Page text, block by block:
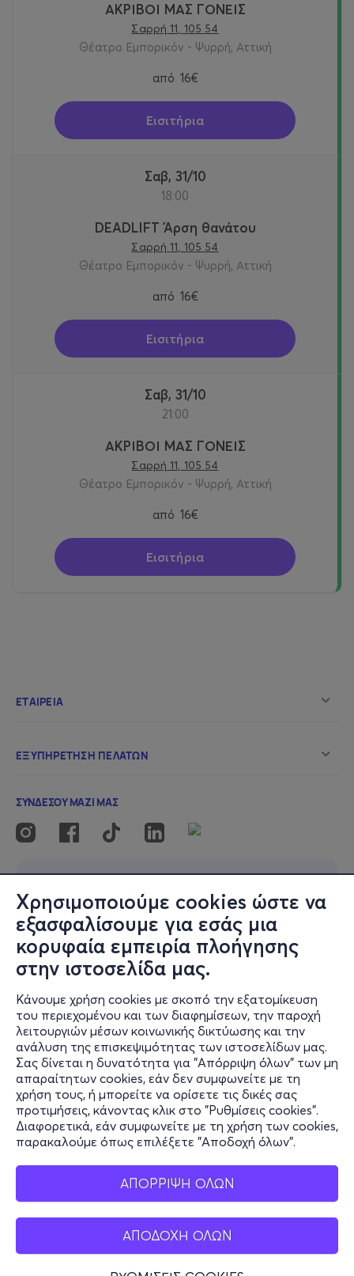
Χρησιμοποιούμε cookies ώστε να
εξασφαλίσουμε για εσάς μια
κορυφαία εμπειρία πλοήγησης
στην ιστοσελίδα μας.
Κάνουμε χρήση cookies με σκοπό την εξατομίκευση
του περιεχομένου και των διαφημίσεων, την παροχή
λειτουργιών μέσων κοινωνικής δικτύωσης και την
ανάλυση της επισκεψιμότητας των ιστοσελίδων μας.
Σας δίνεται η δυνατότητα για "Απόρριψη όλων" των μη
απαραίτητων cookies, εάν δεν συμφωνείτε με τη
χρήση τους, ή μπορείτε να ορίσετε τις δικές σας
προτιμήσεις, κάνοντας κλικ στο "Ρυθμίσεις cookies".
Διαφορετικά, εάν συμφωνείτε με τη χρήση των cookies,
παρακαλούμε όπως επιλέξετε "Αποδοχή όλων".
ΑΠΟΡΡΙΨΗ ΟΛΩΝ
ΑΠΟΔΟΧΗ ΟΛΩΝ
ΑΚΡΙΒΟΙ ΜΑΣ ΓΟΝΕΙΣ
Σαρρή 11, 105 54
Θέατρο Εμπορικόν - Ψυρρή, Αττική
από 16€
Εισιτήρια
Σαβ, 31/10
18:00
DEADLIFT Άρση θανάτου
Σαρρή 11, 105 54
Θέατρο Εμπορικόν - Ψυρρή, Αττική
από 16€
Εισιτήρια
Σαβ, 31/10
21:00
ΑΚΡΙΒΟΙ ΜΑΣ ΓΟΝΕΙΣ
Σαρρή 11, 105 54
Θέατρο Εμπορικόν - Ψυρρή, Αττική
από 16€
Εισιτήρια